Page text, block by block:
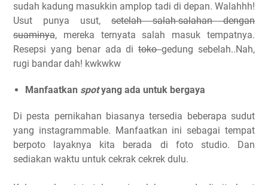
sudah kadung masukkin amplop tadi di depan. Walahhh!
Usut punya usut, setelah salah-salahan dengan
suaminya, mereka ternyata salah masuk tempatnya.
Resepsi yang benar ada ditokogedung sebelah..Nah,
rugi bandar dah! kwkwkw
Manfaatkan spotyang ada untuk bergaya
Di pesta pernikahan biasanya tersedia beberapa sudut
yang instagrammable. Manfaatkan ini sebagai tempat
berpoto layaknya kita berada di foto studio. Dan
sediakan waktu untuk cekrak cekrek dulu.